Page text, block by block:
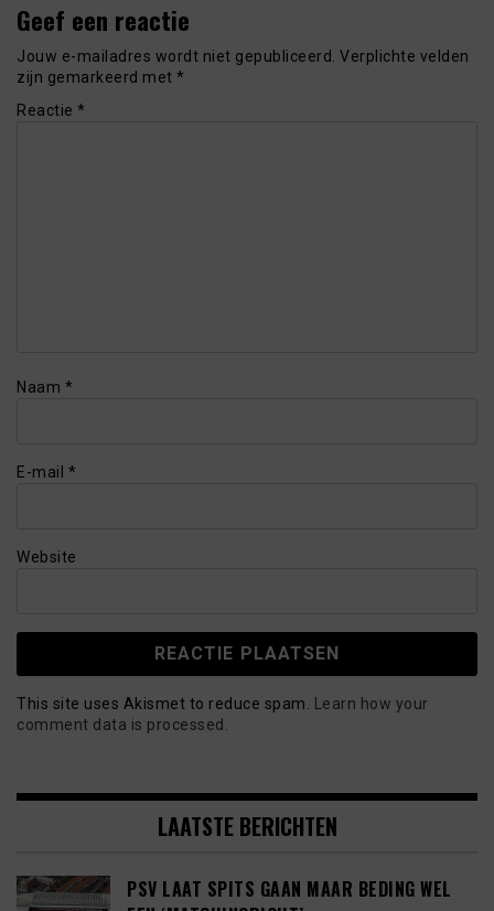
Geef een reactie
Jouw e-mailadres wordt niet gepubliceerd. Verplichte velden
zijn gemarkeerd met *
Reactie *
Naam *
E-mail *
Website
This site uses Akismet to reduce spam. Learn how your
comment data is processed.
LAATSTE BERICHTEN
PSV LAAT SPITS GAAN MAAR BEDING WEL